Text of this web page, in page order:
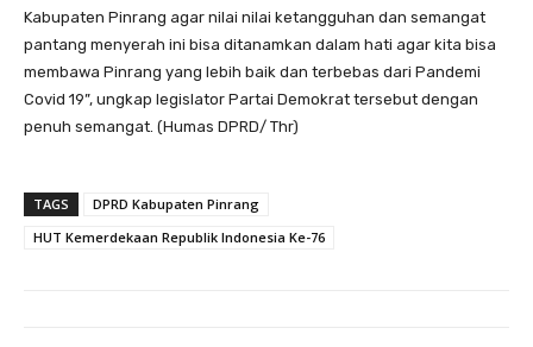
Kabupaten Pinrang agar nilai nilai ketangguhan dan semangat
pantang menyerah ini bisa ditanamkan dalam hati agar kita bisa
membawa Pinrang yang lebih baik dan terbebas dari Pandemi
Covid 19”, ungkap legislator Partai Demokrat tersebut dengan
penuh semangat. (Humas DPRD/ Thr)
TAGS
DPRD Kabupaten Pinrang
HUT Kemerdekaan Republik Indonesia Ke-76